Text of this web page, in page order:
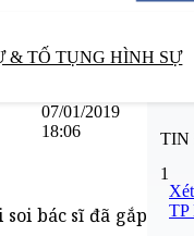
& TỐ TỤNG HÌNH SỰ
07/01/2019
18:06
bác sĩ đã gắp
TIN
1
TP